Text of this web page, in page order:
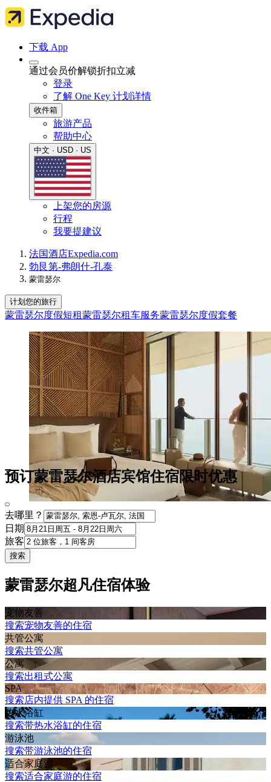
下载 App
通过会员价解锁折扣立减
登录
了解 One Key 计划详情
收件箱
旅游产品
帮助中心
中文 · USD · US
上架您的房源
行程
我要提建议
法国酒店Expedia.com
勃艮第-弗朗什-孔泰
蒙雷瑟尔
计划您的旅行
蒙雷瑟尔度假短租蒙雷瑟尔租车服务蒙雷瑟尔度假套餐
预订蒙雷瑟尔酒店宾馆住宿限时优惠
去哪里？
日期
旅客
搜索
蒙雷瑟尔超凡住宿体验
宠物友善
搜索宠物友善的住宿
共管公寓
搜索共管公寓
公寓
搜索出租式公寓
SPA
搜索店内提供 SPA 的住宿
热水浴缸
搜索带热水浴缸的住宿
游泳池
搜索带游泳池的住宿
适合家庭游
搜索适合家庭游的住宿